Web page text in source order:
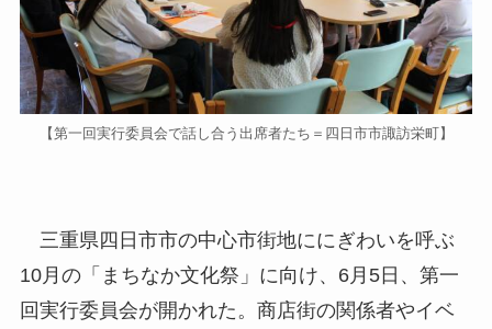
【第一回実行委員会で話し合う出席者たち＝四日市市諏訪栄町】
三重県四日市市の中心市街地ににぎわいを呼ぶ
10月の「まちなか文化祭」に向け、6月5日、第一
回実行委員会が開かれた。商店街の関係者やイベ